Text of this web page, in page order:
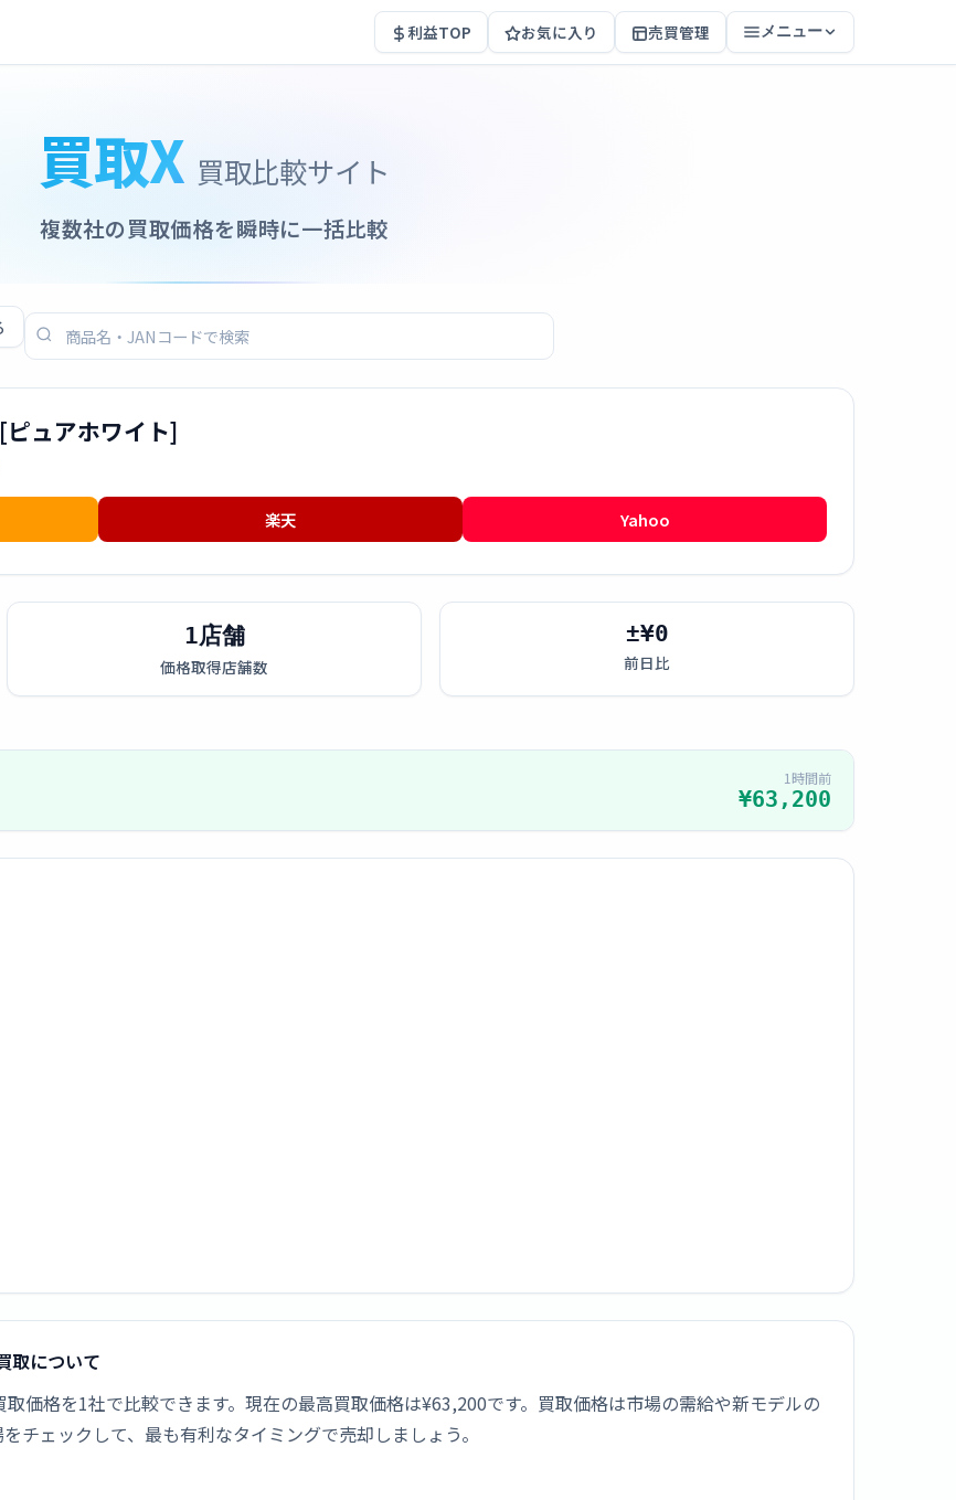
利益TOP お気に入り 売買管理 メニュー
買取X 買取比較サイト
複数社の買取価格を瞬時に一括比較
ュアホワイト]
楽天 Yahoo
1店舗
価格取得店舗数
±¥0
前日比
1時間前
¥63,200
取について
価格を1社で比較できます。現在の最高買取価格は¥63,200です。買取価格は市場の需給や新モデルの
チェックして、最も有利なタイミングで売却しましょう。